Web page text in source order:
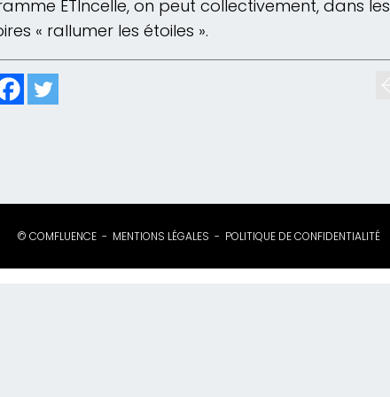
ETIncelle, on peut collectivement, dans les
« rallumer les étoiles ».
© COMFLUENCE MENTIONS LÉGALES POLITIQUE DE CONFIDENTIALITÉ